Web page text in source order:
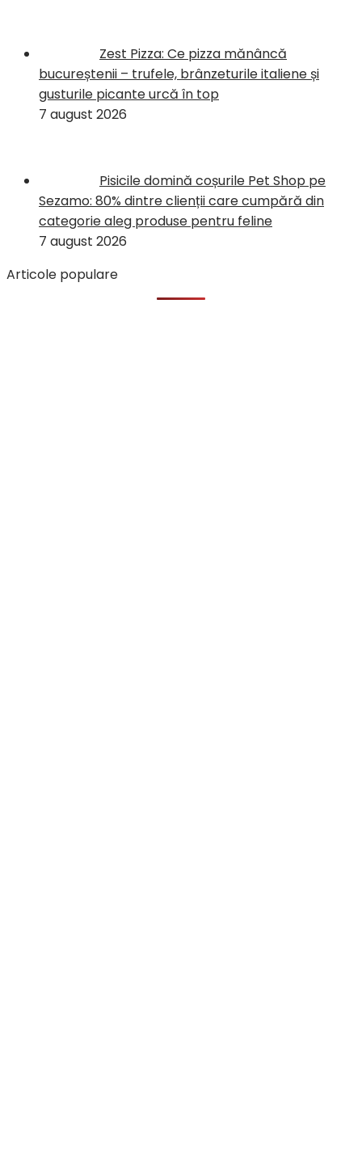
Zest Pizza: Ce pizza mănâncă
bucureștenii – trufele, brânzeturile italiene și
gusturile picante urcă în top
7 august 2026
Pisicile domină coșurile Pet Shop pe
Sezamo: 80% dintre clienții care cumpără din
categorie aleg produse pentru feline
7 august 2026
Articole populare